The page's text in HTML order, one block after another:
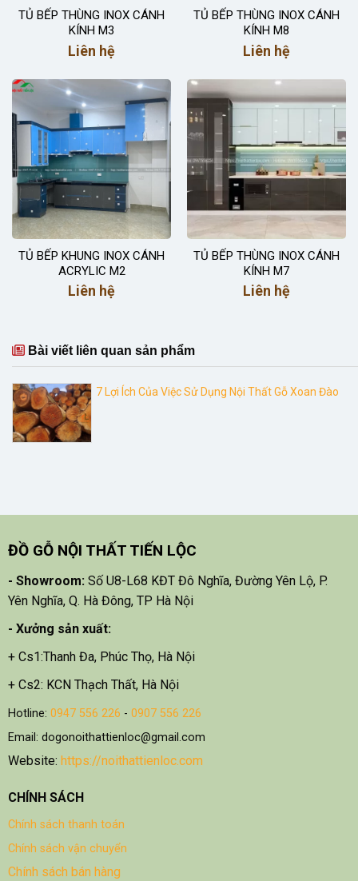
TỦ BẾP THÙNG INOX CÁNH
KÍNH M3
Liên hệ
TỦ BẾP THÙNG INOX CÁNH
KÍNH M8
Liên hệ
TỦ BẾP KHUNG INOX CÁNH
ACRYLIC M2
Liên hệ
TỦ BẾP THÙNG INOX CÁNH
KÍNH M7
Liên hệ
Bài viết liên quan sản phẩm
7 Lợi Ích Của Việc Sử Dụng Nội Thất Gỗ Xoan Đào
ĐỒ GỖ NỘI THẤT TIẾN LỘC
- Showroom: Số U8-L68 KĐT Đô Nghĩa, Đường Yên Lộ, P.
Yên Nghĩa, Q. Hà Đông, TP Hà Nội
- Xưởng sản xuất:
+ Cs1:Thanh Đa, Phúc Thọ, Hà Nội
+ Cs2: KCN Thạch Thất, Hà Nội
Hotline: 0947 556 226 - 0907 556 226
Email: dogonoithattienloc@gmail.com
Website: https://noithattienloc.com
CHÍNH SÁCH
Chính sách thanh toán
Chính sách vận chuyển
Chính sách bán hàng